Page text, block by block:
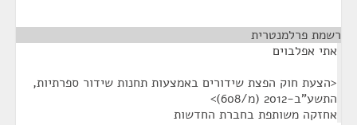
רשמת פרלמנטרית
אתי אפלבוים
<הצעת חוק הפצת שידורים באמצעות תחנות שידור ספרתיות,
התשע"ב-2012 (מ/608)>
אחזקה משותפת בחברת החדשות